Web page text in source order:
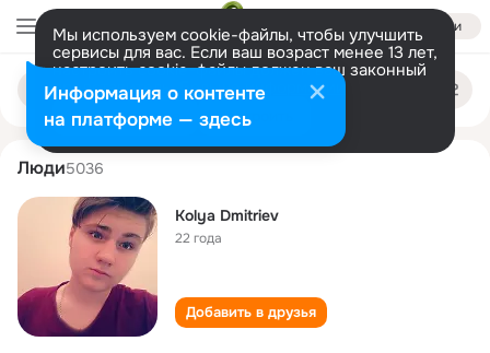
Войти
Мы используем cookie-файлы, чтобы улучшить
сервисы для вас. Если ваш возраст менее 13 лет,
настроить cookie-файлы должен ваш законный
представитель. Больше информации
Разрешить все Настроить
Поиск
людям
kolya dmitriev
Люди5036
Kolya Dmitriev
22 года
Добавить в друзья
Информация о контенте
на платформе — здесь